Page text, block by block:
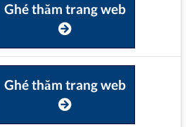
Ghé thăm trang web
Ghé thăm trang web